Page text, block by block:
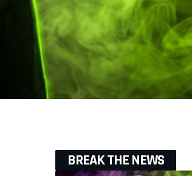
BREAK THE NEWS